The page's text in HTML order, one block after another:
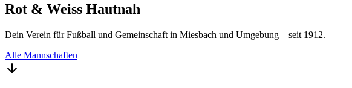
Rot & Weiss Hautnah
Dein Verein für Fußball und Gemeinschaft in Miesbach und Umgebung – seit 1912.
Alle Mannschaften